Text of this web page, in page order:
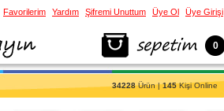
34228Ürün |145Kişi Online
Favorilerim Yardım Şifremi Unuttum Üye Ol Üye Girişi
0